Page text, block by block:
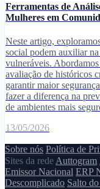
Ferramentas de
Mulheres em
Neste artigo,
social podem auxiliar
vulneráveis.
avaliação de históricos
garantir maior
fazer a diferença na
de ambientes mais
13/05/2026
Sobre nós Política de
Sites da rede Auttogram
Emissor Nacional ERP
Descomplicado Salto